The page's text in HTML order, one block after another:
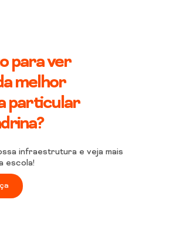
para ver
melhor
particular
infraestrutura e veja mais
escola!